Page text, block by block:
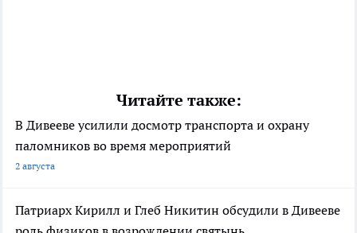
Читайте также:
В Дивееве усилили досмотр транспорта и охрану
паломников во время мероприятий
2 августа
Патриарх Кирилл и Глеб Никитин обсудили в Дивееве